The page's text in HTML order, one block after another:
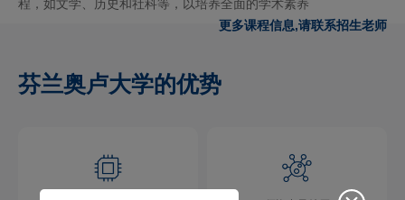
程，如文学、历史和社科等，以培养全面的学术素养‌
更多课程信息,请联系招生老师
芬兰奥卢大学的优势